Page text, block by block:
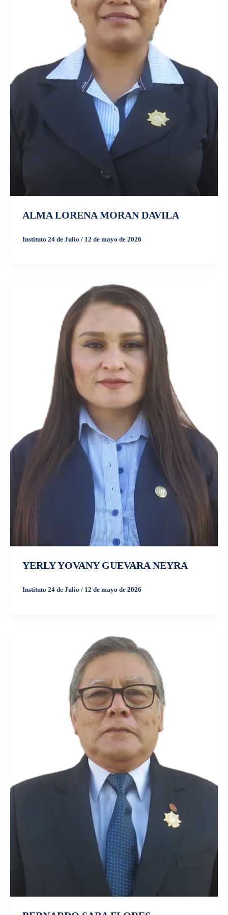
ALMA LORENA MORAN DAVILA
Instituto 24 de Julio / 12 de mayo de 2026
YERLY YOVANY GUEVARA NEYRA
Instituto 24 de Julio / 12 de mayo de 2026